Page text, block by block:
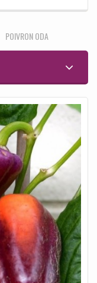
POIVRON ODA